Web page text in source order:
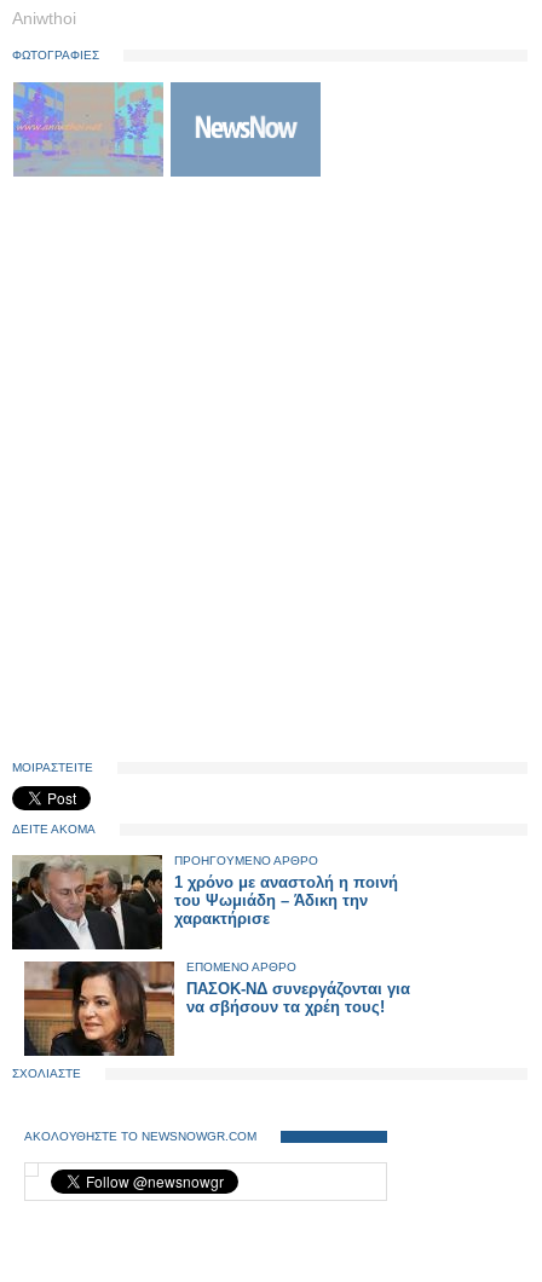
Aniwthoi
ΦΩΤΟΓΡΑΦΙΕΣ
ΜΟΙΡΑΣΤΕΙΤΕ
ΔΕΙΤΕ ΑΚΟΜΑ
ΠΡΟΗΓΟΥΜΕΝΟ ΑΡΘΡΟ
1 χρόνο με αναστολή η ποινή
του Ψωμιάδη – Άδικη την
χαρακτήρισε
ΕΠΟΜΕΝΟ ΑΡΘΡΟ
ΠΑΣΟΚ-ΝΔ συνεργάζονται για
να σβήσουν τα χρέη τους!
ΣΧΟΛΙΑΣΤΕ
ΑΚΟΛΟΥΘΗΣΤΕ ΤΟ NEWSNOWGR.COM